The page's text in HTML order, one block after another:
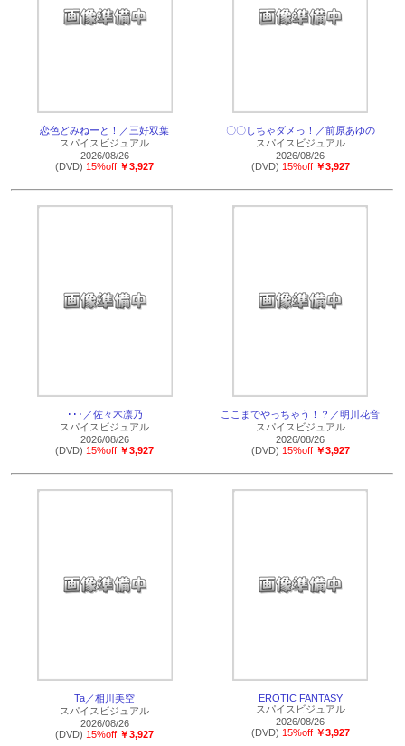
恋色どみねーと！／三好双葉
スパイスビジュアル
2026/08/26
(DVD) 15%off ￥3,927
〇〇しちゃダメっ！／前原あゆの
スパイスビジュアル
2026/08/26
(DVD) 15%off ￥3,927
･･･／佐々木凛乃
スパイスビジュアル
2026/08/26
(DVD) 15%off ￥3,927
ここまでやっちゃう！？／明川花音
スパイスビジュアル
2026/08/26
(DVD) 15%off ￥3,927
Ta／相川美空
スパイスビジュアル
2026/08/26
(DVD) 15%off ￥3,927
EROTIC FANTASY
スパイスビジュアル
2026/08/26
(DVD) 15%off ￥3,927